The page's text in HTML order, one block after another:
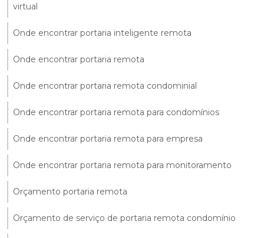
virtual
Onde encontrar portaria inteligente remota
Onde encontrar portaria remota
Onde encontrar portaria remota condominial
Onde encontrar portaria remota para condomínios
Onde encontrar portaria remota para empresa
Onde encontrar portaria remota para monitoramento
Orçamento portaria remota
Orçamento de serviço de portaria remota condomínio